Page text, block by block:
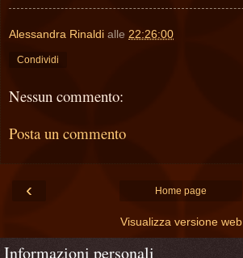
Alessandra Rinaldi alle 22:26:00
Condividi
Nessun commento:
Posta un commento
‹ Home page
Visualizza versione web
Informazioni personali